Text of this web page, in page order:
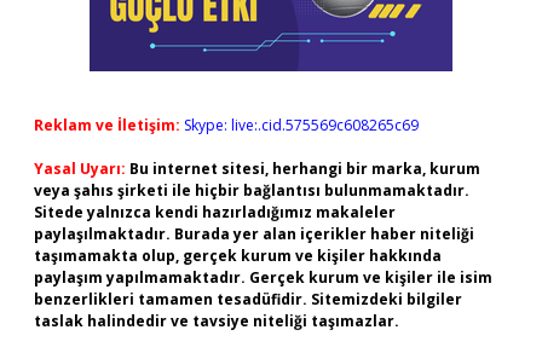
Reklam ve İletişim: Skype: live:.cid.575569c608265c69
Yasal Uyarı: Bu internet sitesi, herhangi bir marka, kurum
veya şahıs şirketi ile hiçbir bağlantısı bulunmamaktadır.
Sitede yalnızca kendi hazırladığımız makaleler
paylaşılmaktadır. Burada yer alan içerikler haber niteliği
taşımamakta olup, gerçek kurum ve kişiler hakkında
paylaşım yapılmamaktadır. Gerçek kurum ve kişiler ile isim
benzerlikleri tamamen tesadüfidir. Sitemizdeki bilgiler
taslak halindedir ve tavsiye niteliği taşımazlar.